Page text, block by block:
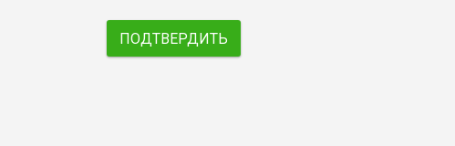
ПОДТВЕРДИТЬ